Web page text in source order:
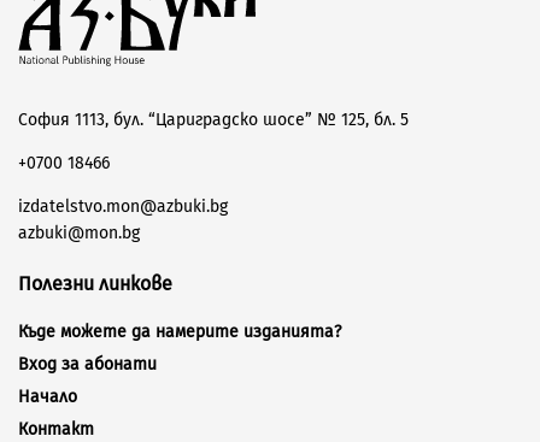
София 1113, бул. “Цариградско шосе” № 125, бл. 5
+0700 18466
izdatelstvo.mon@azbuki.bg
azbuki@mon.bg
Полезни линкове
Къде можете да намерите изданията?
Вход за абонати
Начало
Контакт